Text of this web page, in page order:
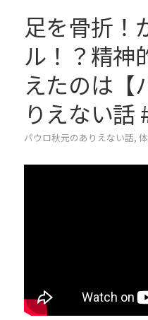
足を骨折！
ル！？精神
えたのは【
りえない話
パウロ秋元のありえない話,